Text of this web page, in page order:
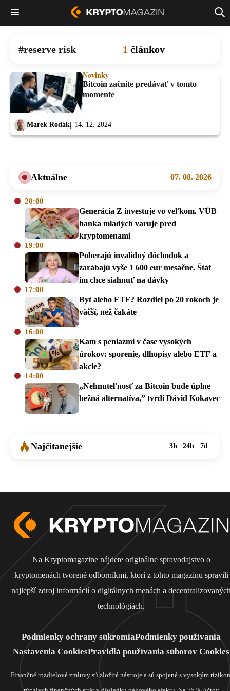
reserve risk 1 článkov
Novinky
Bitcoin začnite predávať v tomto
momente
Marek Rodák 14. 12. 2024
Aktuálne 07. 08. 2026
20:00
Generácia Z investuje vo veľkom. VÚB
banka mladých varuje pred
kryptomenami
19:00
Poberajú invalidný dôchodok a
zarábajú vyše 1 600 eur mesačne. Štát
im chce siahnuť na dávky
17:00
Byt alebo ETF? Rozdiel po 20 rokoch je
väčší, než čakáte
16:00
Kam s peniazmi v čase vysokých
úrokov: sporenie, dlhopisy alebo ETF a
akcie?
14:00
„Nehnuteľnosť za Bitcoin bude úplne
bežná alternatíva,” tvrdí Dávid Kokavec
Najčítanejšie 3h 24h 7d
Na Kryptomagazine nájdete originálne spravodajstvo o
kryptomenách tvorené odborníkmi, ktorí z tohto magazínu spravili
najlepší zdroj informácií o digitálnych menách a
technológiách.
Podmienky ochrany súkromiaPodmienky používania
Nastavenia CookiesPravidlá používania súborov Cookies
Finančné rozdielové zmluvy sú zložité nástroje a sú spojené s vysokým